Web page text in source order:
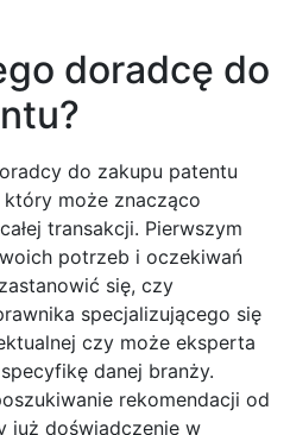
doradcę do
do zakupu patentu
może znacząco
transakcji. Pierwszym
potrzeb i oczekiwań
się, czy
specjalizującego się
czy może eksperta
danej branży.
rekomendacji od
już doświadczenie w